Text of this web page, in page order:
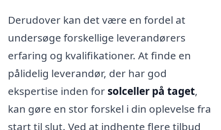
Derudover kan det være en fordel at
undersøge forskellige leverandørers
erfaring og kvalifikationer. At finde en
pålidelig leverandør, der har god
ekspertise inden for solceller på taget,
kan gøre en stor forskel i din oplevelse fra
start til slut. Ved at indhente flere tilbud